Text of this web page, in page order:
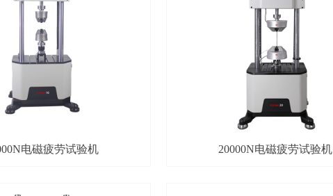
电磁疲劳试验机 20000N电磁疲劳试验机